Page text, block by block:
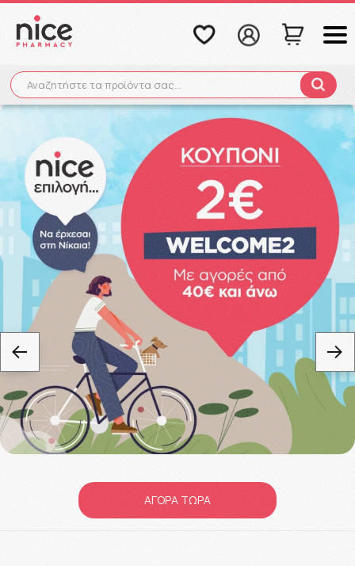
Αναζητήστε τα προϊόντα σας...
Αναζήτηση
ΑΓΟΡΑ ΤΩΡΑ